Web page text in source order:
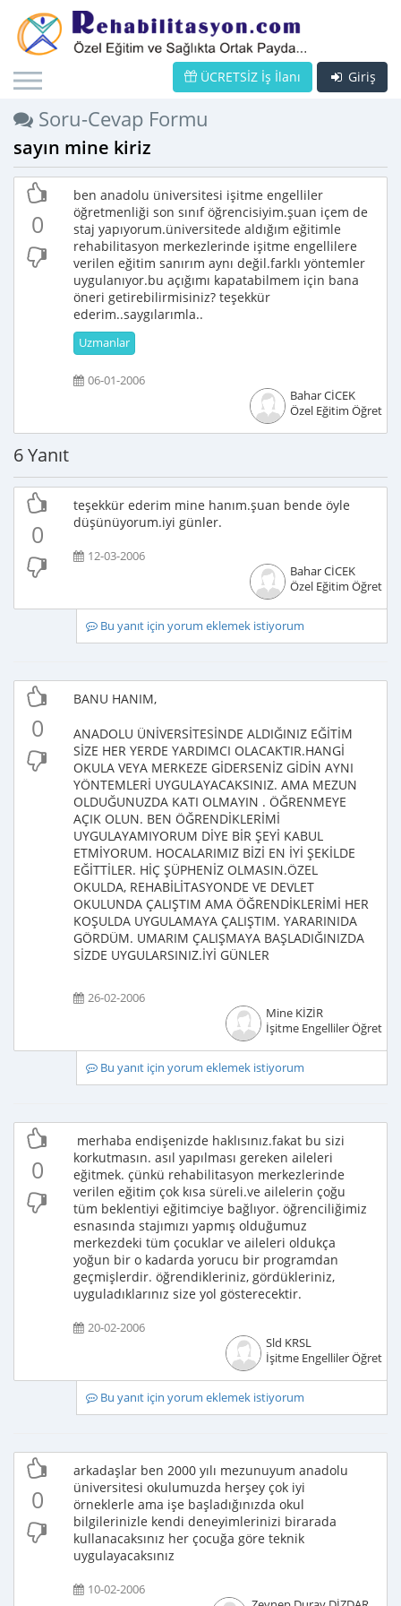
Giriş
ÜCRETSİZ İş İlanı
Soru-Cevap Formu
sayın mine kiriz
0
ben anadolu üniversitesi işitme engelliler
öğretmenliği son sınıf öğrencisiyim.şuan içem de
staj yapıyorum.üniversitede aldığım eğitimle
rehabilitasyon merkezlerinde işitme engellilere
verilen eğitim sanırım aynı değil.farklı yöntemler
uygulanıyor.bu açığımı kapatabilmem için bana
öneri getirebilirmisiniz? teşekkür
ederim..saygılarımla..
Uzmanlar
06-01-2006
Bahar CİCEK
Özel Eğitim
6 Yanıt
0
teşekkür ederim mine hanım.şuan bende öyle
düşünüyorum.iyi günler.
12-03-2006
Bahar CİCEK
Özel Eğitim
Bu yanıt için yorum eklemek istiyorum
0
BANU HANIM,
ANADOLU ÜNİVERSİTESİNDE ALDIĞINIZ EĞİTİM
SİZE HER YERDE YARDIMCI OLACAKTIR.HANGİ
OKULA VEYA MERKEZE GİDERSENİZ GİDİN AYNI
YÖNTEMLERİ UYGULAYACAKSINIZ. AMA MEZUN
OLDUĞUNUZDA KATI OLMAYIN . ÖĞRENMEYE
AÇIK OLUN. BEN ÖĞRENDİKLERİMİ
UYGULAYAMIYORUM DİYE BİR ŞEYİ KABUL
ETMİYORUM. HOCALARIMIZ BİZİ EN İYİ ŞEKİLDE
EĞİTTİLER. HİÇ ŞÜPHENİZ OLMASIN.ÖZEL
OKULDA, REHABİLİTASYONDE VE DEVLET
OKULUNDA ÇALIŞTIM AMA ÖĞRENDİKLERİMİ HER
KOŞULDA UYGULAMAYA ÇALIŞTIM. YARARINIDA
GÖRDÜM. UMARIM ÇALIŞMAYA BAŞLADIĞINIZDA
SİZDE UYGULARSINIZ.İYİ GÜNLER
26-02-2006
Mine KİZİR
İşitme Engelliler
Bu yanıt için yorum eklemek istiyorum
0
merhaba endişenizde haklısınız.fakat bu sizi
korkutmasın. asıl yapılması gereken aileleri
eğitmek. çünkü rehabilitasyon merkezlerinde
verilen eğitim çok kısa süreli.ve ailelerin çoğu
tüm beklentiyi eğitimciye bağlıyor. öğrenciliğimiz
esnasında stajımızı yapmış olduğumuz
merkezdeki tüm çocuklar ve aileleri oldukça
yoğun bir o kadarda yorucu bir programdan
geçmişlerdir. öğrendikleriniz, gördükleriniz,
uyguladıklarınız size yol gösterecektir.
20-02-2006
Sld KRSL
İşitme Engelliler
Bu yanıt için yorum eklemek istiyorum
0
arkadaşlar ben 2000 yılı mezunuyum anadolu
üniversitesi okulumuzda herşey çok iyi
örneklerle ama işe başladığınızda okul
bilgilerinizle kendi deneyimlerinizi birarada
kullanacaksınız her çocuğa göre teknik
uygulayacaksınız
10-02-2006